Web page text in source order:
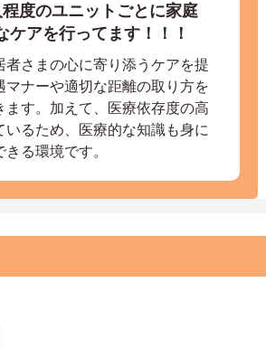
度のユニットごとに家庭
ケアを行ってます！！！
者さまの心に寄り添うケアを提
マナーや適切な距離の取り方を
ます。加えて、医療依存度の高
いるため、医療的な知識も身に
る環境です。